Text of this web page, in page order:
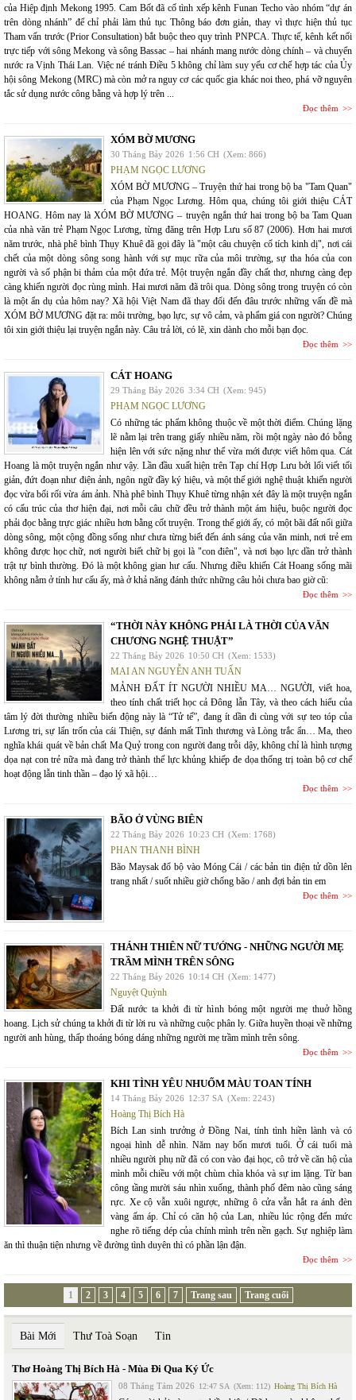
của Hiệp định Mekong 1995. Cam Bốt đã cố tình xếp kênh Funan Techo vào nhóm “dự án
trên dòng nhánh” để chỉ phải làm thủ tục Thông báo đơn giản, thay vì thực hiện thủ tục
Tham vấn trước (Prior Consultation) bắt buộc theo quy trình PNPCA. Thực tế, kênh kết nối
trực tiếp với sông Mekong và sông Bassac – hai nhánh mang nước dòng chính – và chuyển
nước ra Vịnh Thái Lan. Việc né tránh Điều 5 không chỉ làm suy yếu cơ chế hợp tác của Ủy
hội sông Mekong (MRC) mà còn mở ra nguy cơ các quốc gia khác noi theo, phá vỡ nguyên
tắc sử dụng nước công bằng và hợp lý trên ...
Đọc thêm
XÓM BỜ MƯƠNG
30 Tháng Bảy 2026 1:56 CH (Xem: 866)
PHẠM NGỌC LƯƠNG
XÓM BỜ MƯƠNG – Truyện thứ hai trong bộ ba "Tam Quan"
của Phạm Ngọc Lương. Hôm qua, chúng tôi giới thiệu CÁT
HOANG. Hôm nay là XÓM BỜ MƯƠNG – truyện ngắn thứ hai trong bộ ba Tam Quan
của nhà văn trẻ Phạm Ngọc Lương, từng đăng trên Hợp Lưu số 87 (2006). Hơn hai mươi
năm trước, nhà phê bình Thụy Khuê đã gọi đây là "một câu chuyện cổ tích kinh dị", nơi cái
chết của một dòng sông song hành với sự mục rữa của môi trường, sự tha hóa của con
người và số phận bi thảm của một đứa trẻ. Một truyện ngắn đầy chất thơ, nhưng càng đẹp
càng khiến người đọc rùng mình. Hai mươi năm đã trôi qua. Dòng sông trong truyện có còn
là một ẩn dụ của hôm nay? Xã hội Việt Nam đã thay đổi đến đâu trước những vấn đề mà
XÓM BỜ MƯƠNG đặt ra: môi trường, bạo lực, sự vô cảm, và phẩm giá con người? Chúng
tôi xin giới thiệu lại truyện ngắn này. Câu trả lời, có lẽ, xin dành cho mỗi bạn đọc.
Đọc thêm
CÁT HOANG
29 Tháng Bảy 2026 3:34 CH (Xem: 945)
PHẠM NGỌC LƯƠNG
Có những tác phẩm không thuộc về một thời điểm. Chúng lặng
lẽ nằm lại trên trang giấy nhiều năm, rồi một ngày nào đó bỗng
hiện lên với sức nặng như thể vừa mới được viết hôm qua. Cát
Hoang là một truyện ngắn như vậy. Lần đầu xuất hiện trên Tạp chí Hợp Lưu bởi lối viết tối
giản, đứt đoạn như điện ảnh, ngôn ngữ đầy ký hiệu, và một thế giới nghệ thuật khiến người
đọc vừa bối rối vừa ám ảnh. Nhà phê bình Thụy Khuê từng nhận xét đây là một truyện ngắn
có cấu trúc của thơ hiện đại, nơi mỗi câu chữ đều trở thành một ám hiệu, buộc người đọc
phải đọc bằng trực giác nhiều hơn bằng cốt truyện. Trong thế giới ấy, có một bãi đất nổi giữa
dòng sông, một cộng đồng sống như chưa từng biết đến ánh sáng của văn minh, nơi trẻ em
không được học chữ, nơi người biết chữ bị gọi là "con điên", và nơi bạo lực dần trở thành
trật tự bình thường. Đó là một không gian hư cấu. Nhưng điều khiến Cát Hoang sống mãi
không nằm ở tính hư cấu ấy, mà ở khả năng đánh thức những câu hỏi chưa bao giờ cũ:
Đọc thêm
“THỜI NÀY KHÔNG PHẢI LÀ THỜI CỦA VĂN
CHƯƠNG NGHỆ THUẬT”
22 Tháng Bảy 2026 10:50 CH (Xem: 1533)
MAI AN NGUYỄN ANH TUẤN
MẢNH ĐẤT ÍT NGƯỜI NHIỀU MA… NGƯỜI, viết hoa,
theo tính chất triết học cả Đông lẫn Tây, và theo cách hiểu của
tâm lý đời thường nhiều biến động này là “Tử tế”, đang ít dần đi cùng với sự teo tóp của
Lương tri, sự lẩn trốn của cái Thiện, sự đánh mất Tình thương và Lòng trắc ẩn… Ma, theo
nghĩa khái quát về bản chất Ma Quỷ trong con người đang trỗi dậy, không chỉ là hình tượng
dọa nạt con trẻ nữa mà đang trở thành thế lực khủng khiếp đe dọa thống trị toàn bộ cơ chế
hoạt động lẫn tinh thần – đạo lý xã hội…
Đọc thêm
BÃO Ở VÙNG BIÊN
22 Tháng Bảy 2026 10:23 CH (Xem: 1768)
PHAN THANH BÌNH
Bão Maysak đổ bộ vào Móng Cái / các bản tin điện tử dồn lên
trang nhất / suốt nhiều giờ chống bão / anh đợi bản tin em
Đọc thêm
THÁNH THIÊN NỮ TƯỚNG - NHỮNG NGƯỜI MẸ
TRẦM MÌNH TRÊN SÔNG
22 Tháng Bảy 2026 10:14 CH (Xem: 1477)
Nguyệt Quỳnh
Đất nước ta khởi đi từ hình bóng một người mẹ thuở hồng
hoang. Lịch sử chúng ta khởi đi từ lời ru và những cuộc phân ly. Giữa huyền thoại về những
người anh hùng, thấp thoáng bóng dáng những người mẹ trầm mình trên sông.
Đọc thêm
KHI TÌNH YÊU NHUỐM MÀU TOAN TÍNH
14 Tháng Bảy 2026 12:37 SA (Xem: 2243)
Hoàng Thị Bích Hà
Bích Lan sinh trưởng ở Đồng Nai, tính tình hiền lành và có
ngoại hình dễ nhìn. Năm nay bốn mươi tuổi. Ở cái tuổi mà
nhiều người phụ nữ đã có con vào đại học, cô trở về căn hộ của
mình mỗi chiều với một chùm chìa khóa và sự im lặng. Từ ban
công tầng mười sáu nhìn xuống, thành phố đêm nào cũng sáng
rực. Xe cộ vẫn xuôi ngược, những ô cửa vẫn hắt ra ánh đèn
vàng ấm áp. Chỉ có căn hộ của Lan, nhiều lúc rộng đến mức
nghe rõ tiếng dép của chính mình trên nền gạch. Sự nghiệp làm
ăn thì thuận tiện nhưng về đường tình duyên thì có phần lận đận.
Đọc thêm
1 2 3 4 5 6 7 Trang sau Trang cuối
Bài Mới Thư Toà Soạn Tin
Thơ Hoàng Thị Bích Hà - Mùa Đi Qua Ký Ức
08 Tháng Tám 2026 12:47 SA (Xem: 112) Hoàng Thị Bích Hà